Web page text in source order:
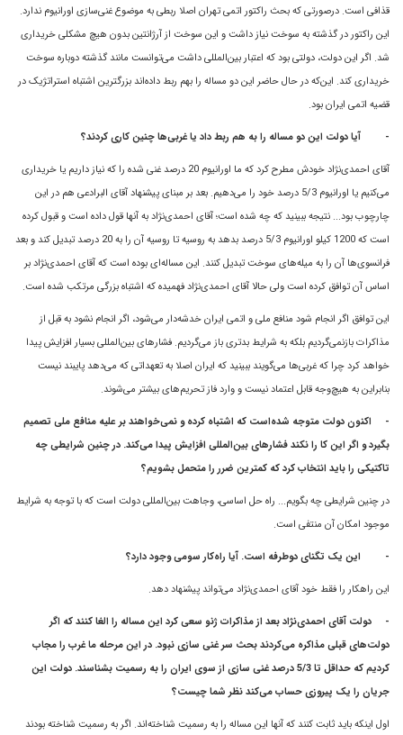
قذافی است. درصورتى که بحث راکتور اتمى تهران اصلا ربطى به موضوع غنى‌سازى اورانيوم ندارد.
اين راکتور در گذشته به سوخت نياز داشت و اين سوخت از آرژانتين بدون هیچ مشکلی خریداری
شد. اگر اين دولت، دولتى بود که اعتبار بين‌المللى داشت مى‌توانست مانند گذشته‌ دوباره سوخت
خريدارى کند. اين‌که در حال حاضر اين دو مساله را بهم ربط داده‌اند بزرگترين اشتباه استراتژيک در
قضيه اتمى ايران بود.
- آیا دولت این دو مساله را به هم ربط داد یا غربی‌ها چنین کاری کردند؟
آقای احمدی‌نژاد خودش مطرح کرد که ما اورانيوم 20 درصد غنى شده را که نياز داريم یا خريدارى
مى‌کنيم يا اورانيوم 5/3 درصد خود را مى‌دهيم. بعد بر مبنای پیشنهاد آقای البرادعی هم در این
چارچوب بود... نتیجه ببینید که چه شده است؛ آقای احمدی‌نژاد به آنها قول داده است و قبول کرده
است که 1200 کيلو اورانيوم 5/3 درصد بدهد به روسيه تا روسيه آن را به 20 درصد تبديل کند و بعد
فرانسوی‌ها آن را به ميله‌هاى سوخت تبدیل کنند. اين مساله‌اى بوده است که آقای احمدی‌نژاد بر
اساس آن توافق کرده است ولی حالا آقای احمدی‌نژاد فهمیده که اشتباه بزرگی مرتکب شده است.
اين توافق اگر انجام شود منافع ملى و اتمى ايران خدشه‌دار مى‌شود، اگر انجام نشود به قبل از
مذاکرات بازنمى‌گرديم بلکه به شرایط بدتری باز می‌گردیم. فشارهاى بين‌المللى بسیار افزایش پیدا
خواهد کرد چرا که غربی‌ها می‌گویند ببینید که ايران اصلا به تعهداتى که مى‌دهد پايبند نيست
بنابراين به هیچ‌وجه قابل اعتماد نيست و وارد فاز‌ تحريم‌هاى بيشتر مى‌شوند.
- اکنون دولت متوجه شده‌است که اشتباه کرده و نمى‌خواهند بر عليه منافع ملى تصميم
بگيرد و اگر اين کا را نکند فشارهاى بين‌المللى افزايش پيدا مى‌کند. در چنين شرايطى چه
تاکتيکى را بايد انتخاب کرد که کمترين ضرر را متحمل بشويم؟
در چنین شرایطی چه بگویم... راه حل اساسی، وجاهت بین‌المللی دولت است که با توجه به شرایط
موجود امکان آن منتفی است.
- این یک تگنای دوطرفه است. آیا راه‌کار سومی وجود دارد؟
این راهکار را فقط خود آقای احمدی‌نژاد می‌تواند پیشنهاد دهد.
- دولت آقای احمدی‌نژاد بعد از مذاکرات ژنو سعى کرد اين مساله را الغا کنند که اگر
دولت‌هاى قبلى مذاکره مى‌کردند بحث سر غنى سازى نبود. در اين مرحله ما غرب را مجاب
کرديم که حداقل تا 5/3 درصد غنی سازی از سوی ايران را به رسميت بشناسند. دولت اين
جريان را يک پيروزى حساب مى‌کند نظر شما چيست؟
اول اینکه بايد ثابت کنند که آنها اين مساله را به رسميت شناخته‌اند. اگر به رسميت شناخته بودند